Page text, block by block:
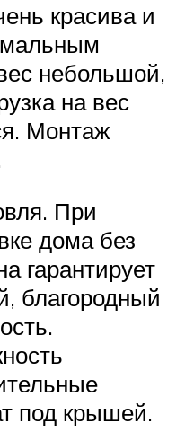
красива и
небольшой,
на вес
Монтаж
При
дома без
гарантирует
благородный
под крышей.